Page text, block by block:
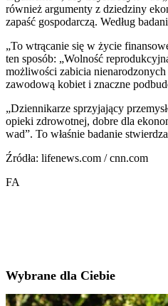
również argumenty z dziedziny
zapaść gospodarczą. Według
„To wtrącanie się w życie
ten sposób: „Wolność
możliwości zabicia
zawodową kobiet i znaczne
„Dziennikarze sprzyjający
opieki zdrowotnej, dobre dla
wad”. To właśnie badanie
Źródła: lifenews.com / cnn.com
FA
Wybrane dla Ciebie